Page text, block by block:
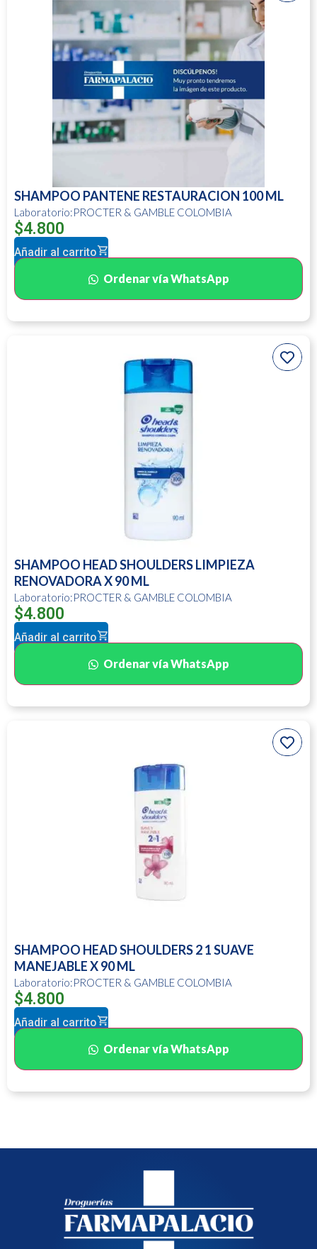
SHAMPOO PANTENE RESTAURACION 100 ML
Laboratorio:PROCTER & GAMBLE COLOMBIA
$4.800
Añadir al carrito
Ordenar vía WhatsApp
SHAMPOO HEAD SHOULDERS LIMPIEZA
RENOVADORA X 90 ML
Laboratorio:PROCTER & GAMBLE COLOMBIA
$4.800
Añadir al carrito
Ordenar vía WhatsApp
SHAMPOO HEAD SHOULDERS 2 1 SUAVE
MANEJABLE X 90 ML
Laboratorio:PROCTER & GAMBLE COLOMBIA
$4.800
Añadir al carrito
Ordenar vía WhatsApp